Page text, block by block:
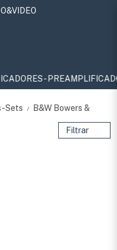
-
Sets /
B&W Bowers &
Filtrar